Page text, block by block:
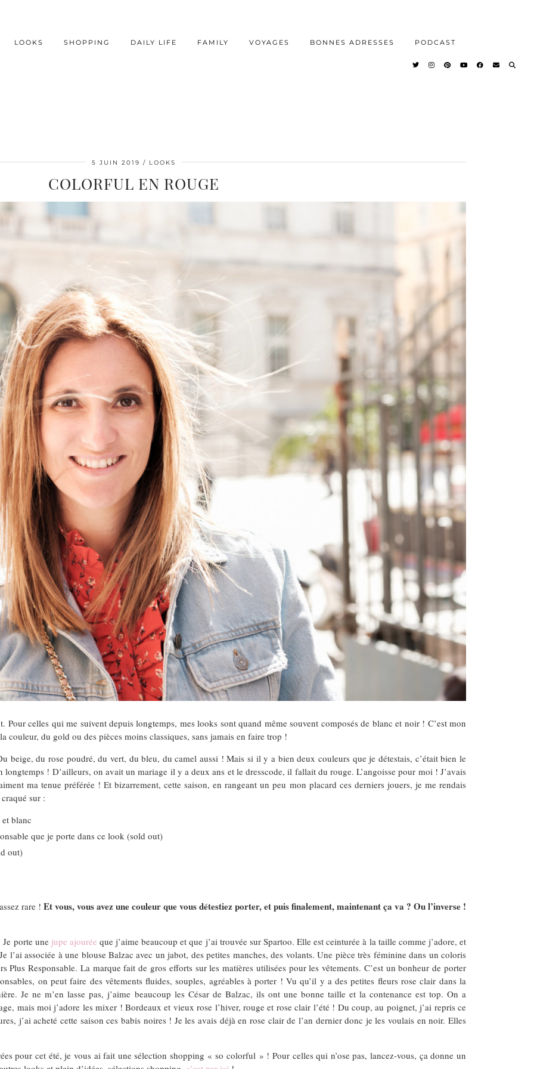
LOOKS SHOPPING DAILY LIFE FAMILY VOYAGES BONNES ADRESSES PODCAST
5 JUIN 2019 LOOKS
COLORFUL EN ROUGE
Pour celles qui me suivent depuis longtemps, mes looks sont quand même souvent composés de blanc et noir ! C’est mon
couleur, du gold ou des pièces moins classiques, sans jamais en faire trop !
beige, du rose poudré, du vert, du bleu, du camel aussi ! Mais si il y a bien deux couleurs que je détestais, c’était bien le
! D’ailleurs, on avait un mariage il y a deux ans et le dresscode, il fallait du rouge. L’angoisse pour moi ! J’avais
ma tenue préférée ! Et bizarrement, cette saison, en rangeant un peu mon placard ces derniers jouers, je me rendais
sur :
blanc
que je porte dans ce look (sold out)
out)
rare ! Et vous, vous avez une couleur que vous détestiez porter, et puis finalement, maintenant ça va ? Ou l’inverse !
porte une jupe ajourée que j’aime beaucoup et que j’ai trouvée sur Spartoo. Elle est ceinturée à la taille comme j’adore, et
l’ai associée à une blouse Balzac avec un jabot, des petites manches, des volants. Une pièce très féminine dans un coloris
Responsable. La marque fait de gros efforts sur les matières utilisées pour les vêtements. C’est un bonheur de porter
on peut faire des vêtements fluides, souples, agréables à porter ! Vu qu’il y a des petites fleurs rose clair dans la
Je ne m’en lasse pas, j’aime beaucoup les César de Balzac, ils ont une bonne taille et la contenance est top. On a
mais moi j’adore les mixer ! Bordeaux et vieux rose l’hiver, rouge et rose clair l’été ! Du coup, au poignet, j’ai repris ce
j’ai acheté cette saison ces babis noires ! Je les avais déjà en rose clair de l’an dernier donc je les voulais en noir. Elles
pour cet été, je vous ai fait une sélection shopping « so colorful » ! Pour celles qui n’ose pas, lancez-vous, ça donne un